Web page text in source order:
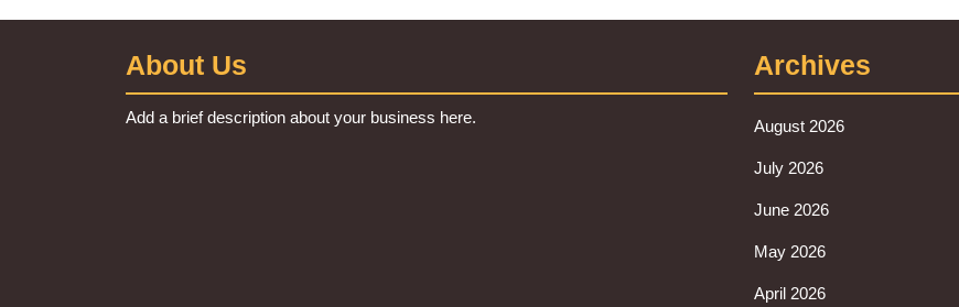
About Us
Add a brief description about your business here.
Archives
August 2026
July 2026
June 2026
May 2026
April 2026